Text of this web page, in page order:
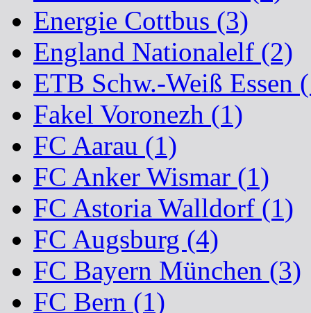
Energie Cottbus (3)
England Nationalelf (2)
ETB Schw.-Weiß Essen
Fakel Voronezh (1)
FC Aarau (1)
FC Anker Wismar (1)
FC Astoria Walldorf (1)
FC Augsburg (4)
FC Bayern München (3)
FC Bern (1)